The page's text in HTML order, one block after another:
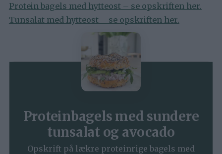
Protein bagels med hytteost – se opskriften her.
Tunsalat med hytteost – se opskriften her.
Proteinbagels med sundere
tunsalat og avocado
Opskrift på lækre proteinrige bagels med